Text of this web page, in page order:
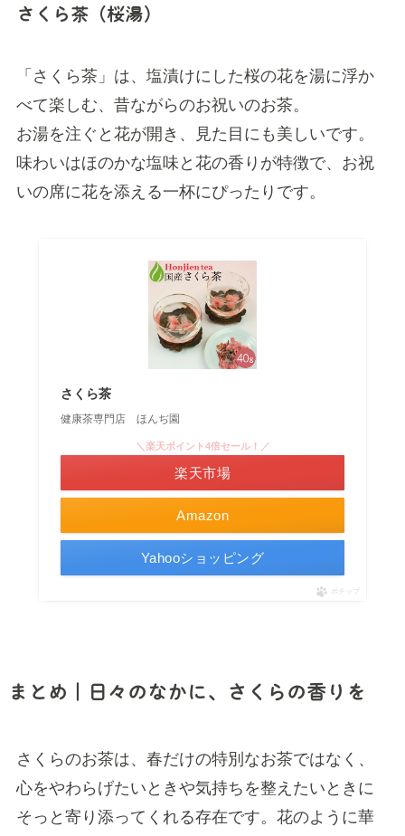
さくら茶（桜湯）
「さくら茶」は、塩漬けにした桜の花を湯に浮か
べて楽しむ、昔ながらのお祝いのお茶。
お湯を注ぐと花が開き、見た目にも美しいです。
味わいはほのかな塩味と花の香りが特徴で、お祝
いの席に花を添える一杯にぴったりです。
さくら茶
健康茶専門店 ほんぢ園
Amazon
＼楽天ポイント4倍セール！／
楽天市場
Yahooショッピング
ポチップ
まとめ｜日々のなかに、さくらの香りを
さくらのお茶は、春だけの特別なお茶ではなく、
心をやわらげたいときや気持ちを整えたいときに
そっと寄り添ってくれる存在です。花のように華